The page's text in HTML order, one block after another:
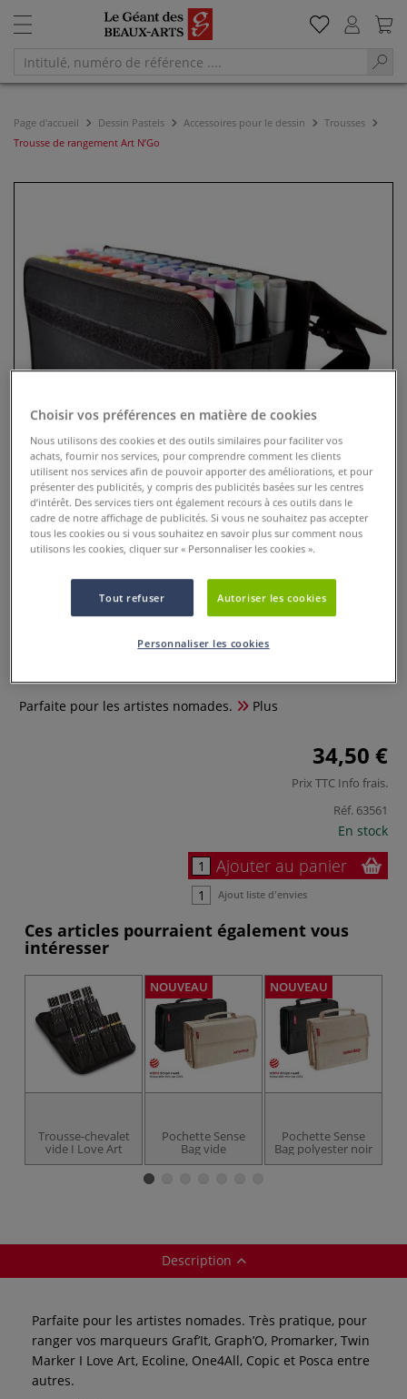
Page d'accueil Dessin Pastels Accessoires pour le dessin
Trousses
Trousse de rangement Art N’Go
Trousse de rangement Art N’Go
Parfaite pour les artistes nomades.
Plus
34,50 €
Prix TTC Info frais.
Réf. 63561
En stock
Ajouter au panier
Ajout liste d'envies
Ces articles pourraient également vous
intéresser
Trousse-chevalet
vide I Love Art
NOUVEAU
Pochette Sense
Bag vide
NOUVEAU
Pochette Sense
Bag polyester noir
Description
Parfaite pour les artistes nomades. Très pratique, pour
ranger vos marqueurs Graf’It, Graph’O, Promarker, Twin
Marker I Love Art, Ecoline, One4All, Copic et Posca entre
autres.
Choisir vos préférences en matière de cookies
Nous utilisons des cookies et des outils similaires pour faciliter vos
achats, fournir nos services, pour comprendre comment les clients
utilisent nos services afin de pouvoir apporter des améliorations, et pour
présenter des publicités, y compris des publicités basées sur les centres
d’intérêt. Des services tiers ont également recours à ces outils dans le
cadre de notre affichage de publicités. Si vous ne souhaitez pas accepter
tous les cookies ou si vous souhaitez en savoir plus sur comment nous
utilisons les cookies, cliquer sur « Personnaliser les cookies ».
Tout refuser Autoriser les cookies
Personnaliser les cookies